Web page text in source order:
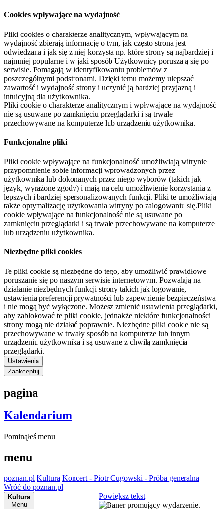
Cookies wpływające na wydajność
Pliki cookies o charakterze analitycznym, wpływającym na
wydajność zbierają informację o tym, jak często strona jest
odwiedzana i jak się z niej korzysta np. które strony są najbardziej i
najmniej popularne i w jaki sposób Użytkownicy poruszają się po
serwisie. Pomagają w identyfikowaniu problemów z
poszczególnymi podstronami. Dzięki temu możemy ulepszać
zawartość i wydajność strony i uczynić ją bardziej przyjazną i
intuicyjną dla użytkownika.
Pliki cookie o charakterze analitycznym i wpływające na wydajność
nie są usuwane po zamknięciu przeglądarki i są trwale
przechowywane na komputerze lub urządzeniu użytkownika.
Funkcjonalne pliki
Pliki cookie wpływające na funkcjonalność umożliwiają witrynie
przypomnienie sobie informacji wprowadzonych przez
użytkownika lub dokonanych przez niego wyborów (takich jak
język, wyrażone zgody) i mają na celu umożliwienie korzystania z
lepszych i bardziej spersonalizowanych funkcji. Pliki te umożliwiają
także optymalizację użytkowania witryny po zalogowaniu się.Pliki
cookie wpływające na funkcjonalność nie są usuwane po
zamknięciu przeglądarki i są trwale przechowywane na komputerze
lub urządzeniu użytkownika.
Niezbędne pliki cookies
Te pliki cookie są niezbędne do tego, aby umożliwić prawidłowe
poruszanie się po naszym serwisie internetowym. Pozwalają na
działanie niezbędnych funkcji strony takich jak logowanie,
ustawienia preferencji prywatności lub zapewnienie bezpieczeństwa
i nie mogą być wyłączone. Możesz zmienić ustawienia przeglądarki,
aby zablokować te pliki cookie, jednakże niektóre funkcjonalności
strony mogą nie działać poprawnie. Niezbędne pliki cookie nie są
przechowywane w trwały sposób na komputerze lub innym
urządzeniu użytkownika i są usuwane z chwilą zamknięcia
przeglądarki.
Ustawienia
Zaakceptuj
pagina
Kalendarium
Pominąłeś menu
menu
poznan.pl Kultura Koncert - Piotr Cugowski - Próba generalna
Wróć do poznan.pl
Kultura
Menu
Powiększ tekst